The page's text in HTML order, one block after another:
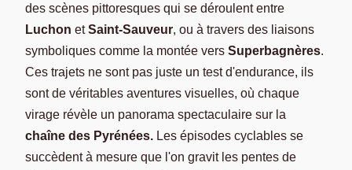
des scènes pittoresques qui se déroulent entre
Luchon etSaint-Sauveur, ou à travers des liaisons
symboliques comme la montée vers Superbagnères.
Ces trajets ne sont pas juste un test d'endurance, ils
sont de véritables aventures visuelles, où chaque
virage révèle un panorama spectaculaire sur la
chaîne des Pyrénées. Les épisodes cyclables se
succèdent à mesure que l'on gravit les pentes de